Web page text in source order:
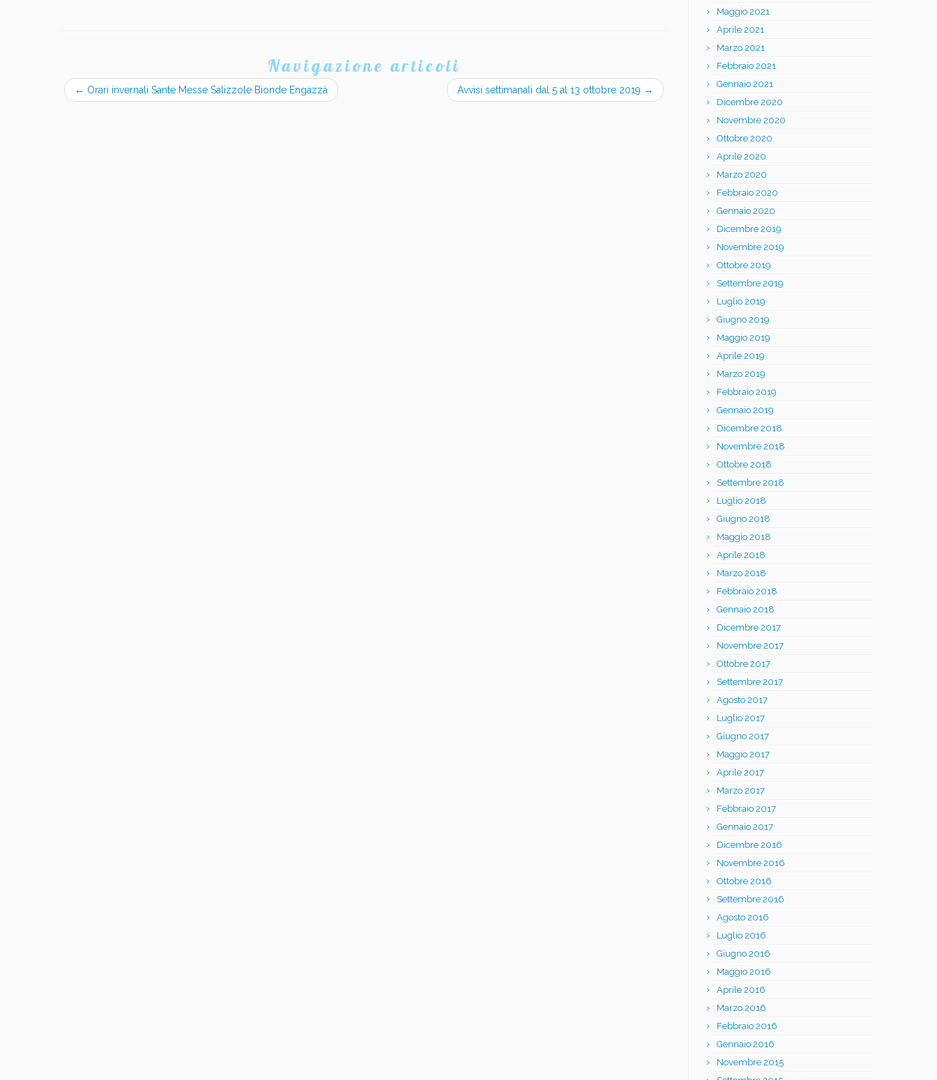
Navigazione articoli
← Orari invernali Sante Messe Salizzole Bionde Engazzà Avvisi settimanali dal 5 al 13 ottobre 2019 →
Maggio 2021
Aprile 2021
Marzo 2021
Febbraio 2021
Gennaio 2021
Dicembre 2020
Novembre 2020
Ottobre 2020
Aprile 2020
Marzo 2020
Febbraio 2020
Gennaio 2020
Dicembre 2019
Novembre 2019
Ottobre 2019
Settembre 2019
Luglio 2019
Giugno 2019
Maggio 2019
Aprile 2019
Marzo 2019
Febbraio 2019
Gennaio 2019
Dicembre 2018
Novembre 2018
Ottobre 2018
Settembre 2018
Luglio 2018
Giugno 2018
Maggio 2018
Aprile 2018
Marzo 2018
Febbraio 2018
Gennaio 2018
Dicembre 2017
Novembre 2017
Ottobre 2017
Settembre 2017
Agosto 2017
Luglio 2017
Giugno 2017
Maggio 2017
Aprile 2017
Marzo 2017
Febbraio 2017
Gennaio 2017
Dicembre 2016
Novembre 2016
Ottobre 2016
Settembre 2016
Agosto 2016
Luglio 2016
Giugno 2016
Maggio 2016
Aprile 2016
Marzo 2016
Febbraio 2016
Gennaio 2016
Novembre 2015